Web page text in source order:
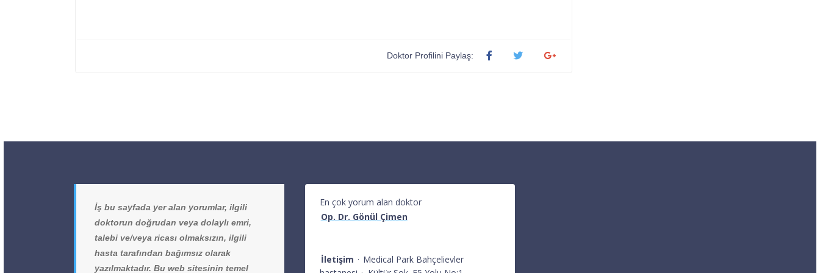
Doktor Profilini Paylaş:
İş bu sayfada yer alan yorumlar, ilgili
doktorun doğrudan veya dolaylı emri,
talebi ve/veya ricası olmaksızın, ilgili
hasta tarafından bağımsız olarak
yazılmaktadır. Bu web sitesinin temel
En çok yorum alan doktor
Op. Dr. Gönül Çimen
İletişim · Medical Park Bahçelievler